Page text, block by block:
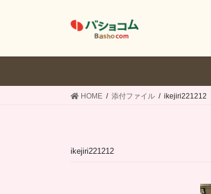
HOME 添付ファイル ikejiri221212
ikejiri221212